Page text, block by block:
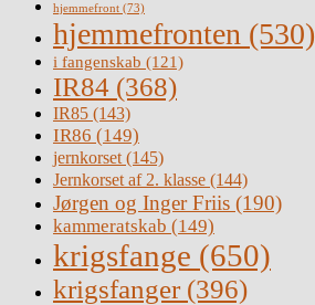
hjemmefront (73)
hjemmefronten (530)
i fangenskab (121)
IR84 (368)
IR85 (143)
IR86 (149)
jernkorset(145)
Jernkorset af 2. klasse (144)
Jørgen og Inger Friis (190)
kammeratskab (149)
krigsfange (650)
krigsfanger (396)